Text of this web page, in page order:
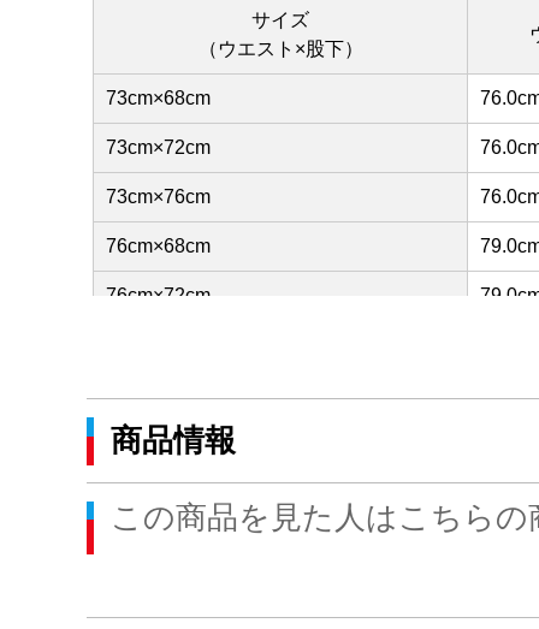
サイズ
（ウエスト×股下）
73cm×68cm
73cm×72cm
73cm×76cm
76cm×68cm
76cm×72cm
79cm×68cm
79cm×72cm
商品情報
この商品を見た人はこちら